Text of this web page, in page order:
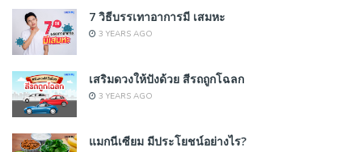
7 วิธีบรรเทาอาการมี เสมหะ
3 YEARS AGO
เสริมดวงให้ปังด้วย สีรถถูกโฉลก
3 YEARS AGO
แมกนีเซียม มีประโยชน์อย่างไร?